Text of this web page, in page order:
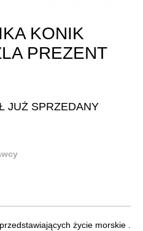
KONIK
PREZENT
JUŻ SPRZEDANY
życie morskie .